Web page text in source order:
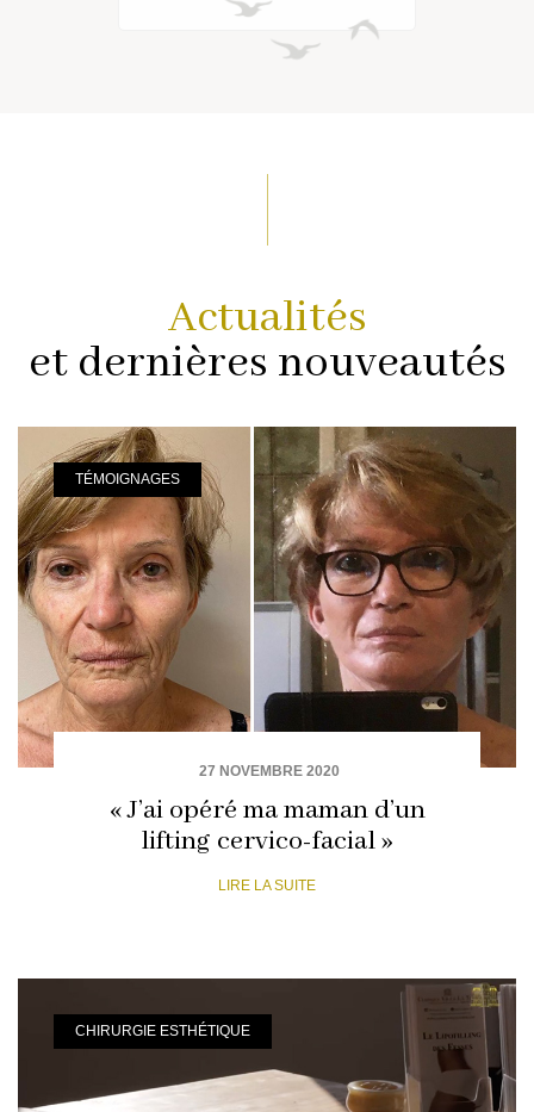
Actualités
et dernières nouveautés
TÉMOIGNAGES
27 NOVEMBRE 2020
« J’ai opéré ma maman d’un
lifting cervico-facial »
LIRE LA SUITE
CHIRURGIE ESTHÉTIQUE